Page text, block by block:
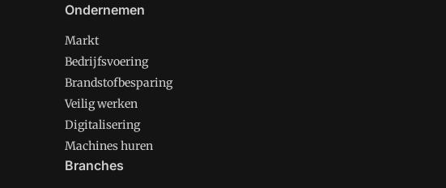
Ondernemen
Markt
Bedrijfsvoering
Brandstofbesparing
Veilig werken
Digitalisering
Machines huren
Branches